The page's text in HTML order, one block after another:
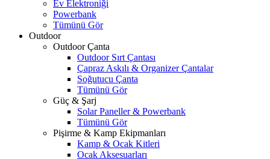
Ev Elektroniği
Powerbank
Tümünü Gör
Outdoor
Outdoor Çanta
Outdoor Sırt Çantası
Çapraz Askılı & Organizer Çantalar
Soğutucu Çanta
Tümünü Gör
Güç & Şarj
Solar Paneller & Powerbank
Tümünü Gör
Pişirme & Kamp Ekipmanları
Kamp & Ocak Kitleri
Ocak Aksesuarları